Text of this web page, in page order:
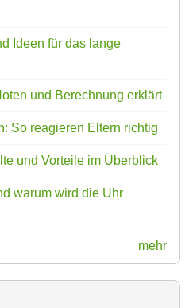
Ideen für das lange
und Berechnung erklärt
So reagieren Eltern richtig
und Vorteile im Überblick
warum wird die Uhr
mehr